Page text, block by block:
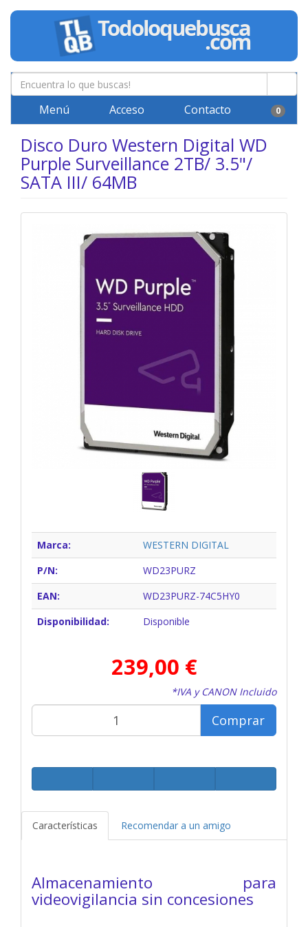
Menú Acceso Contacto 0
Disco Duro Western Digital WD
Purple Surveillance 2TB/ 3.5"/
SATA III/ 64MB
Marca:
WESTERN DIGITAL
P/N:
WD23PURZ
EAN:
WD23PURZ-74C5HY0
Disponibilidad:
Disponible
239,00 €
*IVA y CANON Incluido
Comprar
Características Recomendar a un amigo
Almacenamiento para
videovigilancia sin concesiones